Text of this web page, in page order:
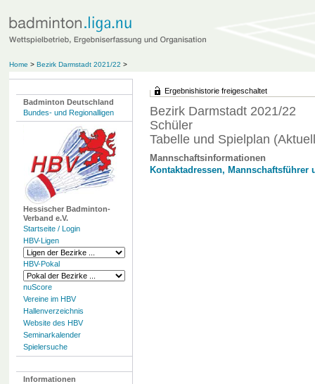
Home > Bezirk Darmstadt 2021/22 >
Badminton Deutschland
Bundes- und Regionalligen
Hessischer Badminton-
Verband e.V.
Startseite / Login
HBV-Ligen
HBV-Pokal
nuScore
Vereine im HBV
Hallenverzeichnis
Website des HBV
Seminarkalender
Spielersuche
Informationen
Ergebnishistorie freigeschaltet
Bezirk Darmstadt 2021/22
Schüler
Tabelle und Spielplan
Mannschaftsinformationen
Kontaktadressen, Mannschaftsführer